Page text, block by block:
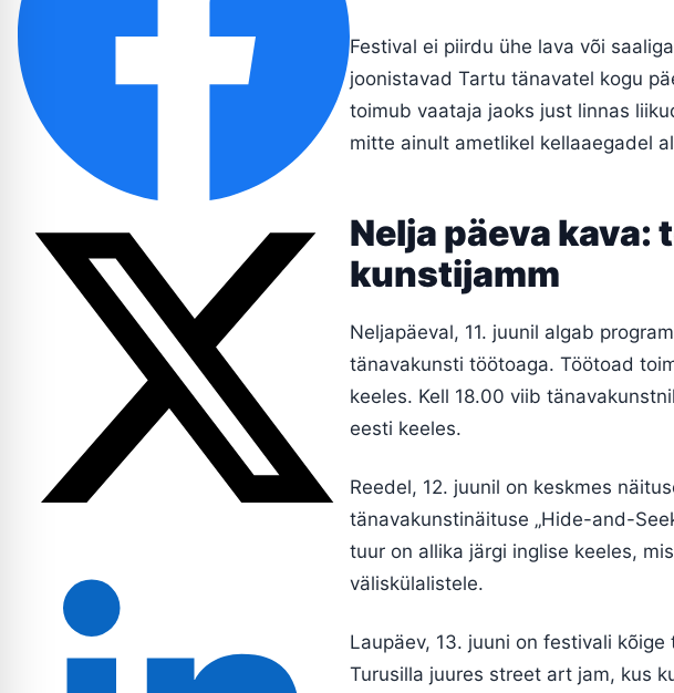
Festival ei piirdu ühe lava või
joonistavad Tartu tänavatel kogu
toimub vaataja jaoks just linnas
mitte ainult ametlikel kellaaegadel
Nelja päeva
kunstijamm
Neljapäeval, 11. juunil algab
tänavakunsti töötoaga. Töötoad
keeles. Kell 18.00 viib
eesti keeles.
Reedel, 12. juunil on keskmes
tänavakunstinäituse „Hide-and-
tuur on allika järgi inglise keeles,
väliskülalistele.
Laupäev, 13. juuni on festivali
Turusilla juures street art jam, kus